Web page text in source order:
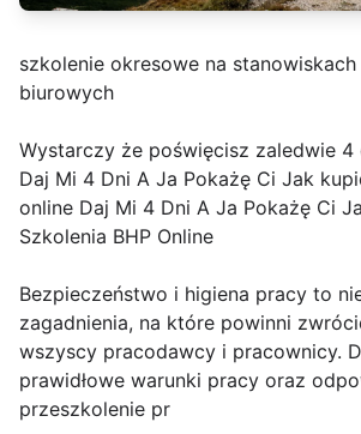
szkolenie okresowe na
biurowych
Wystarczy że poświęcisz zaledwie 4
Daj Mi 4 Dni A Ja Pokażę Ci Jak
online Daj Mi 4 Dni A Ja Pokażę Ci
Szkolenia BHP Online
Bezpieczeństwo i higiena pracy to
zagadnienia, na które powinni
wszyscy pracodawcy i pracownicy.
prawidłowe warunki pracy oraz
przeszkolenie pr